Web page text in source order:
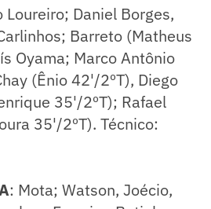
Loureiro; Daniel Borges,
Barreto (Matheus
Oyama; Marco Antônio
(Ênio 42'/2ºT), Diego
35'/2ºT); Rafael
35'/2ºT). Técnico:
: Mota; Watson, Joécio,